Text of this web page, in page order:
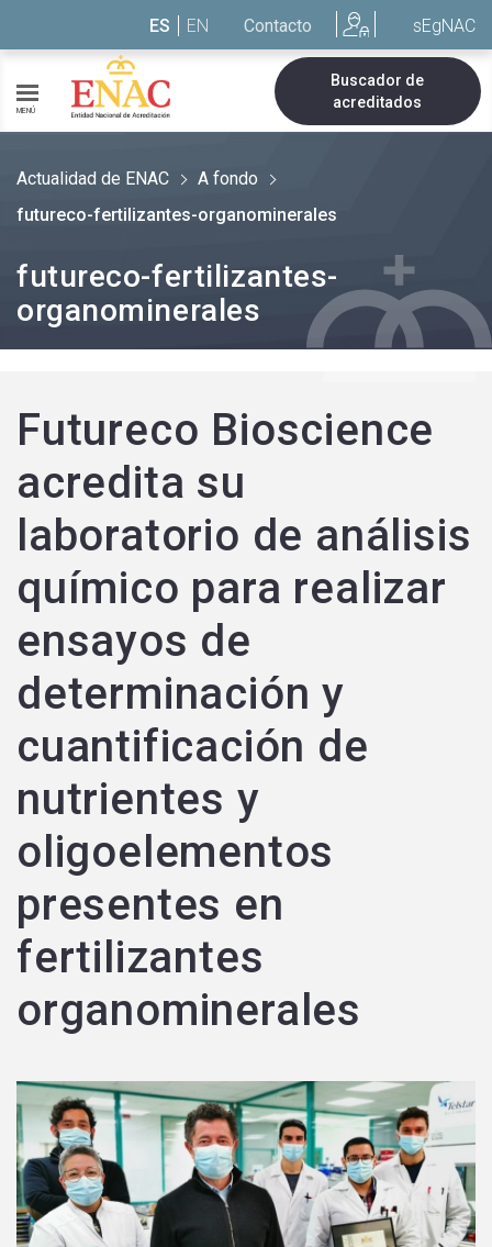
ES EN Contacto sEgNAC
MENÚ
Buscador de
acreditados
Actualidad de ENAC
A fondo
futureco-fertilizantes-organominerales
futureco-fertilizantes-
organominerales
Futureco Bioscience
acredita su
laboratorio de análisis
químico para realizar
ensayos de
determinación y
cuantificación de
nutrientes y
oligoelementos
presentes en
fertilizantes
organominerales